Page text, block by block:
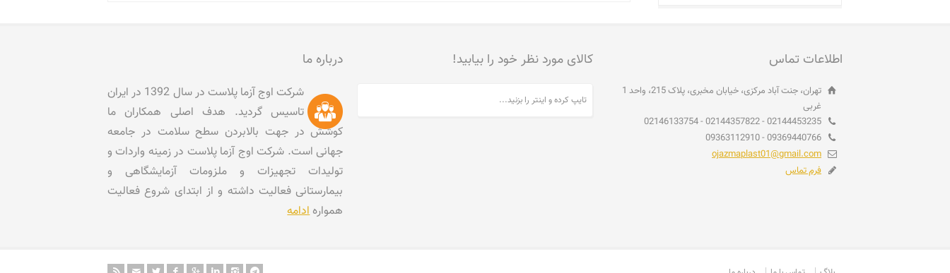
اطلاعات تماس
تهران، جنت آباد مرکزی، خیابان مخبری، پلاک 215، واحد 1
غربی
02144453235 - 02144357822 - 02146133754
09369440766 - 09363112910
ojazmaplast01@gmail.com
فرم تماس
کالای مورد نظر خود را بیابید! درباره ما
شرکت اوج آزما پلاست در سال 1392 در ایران
تاسیس گردید. هدف اصلی همکاران ما
کوشش در جهت بالابردن سطح سلامت در جامعه
جهانی است. شرکت اوج آزما پلاست در زمینه واردات و
تولیدات تجهیزات و ملزومات آزمایشگاهی و
بیمارستانی فعالیت داشته و از ابتدای شروع فعالیت
هموارهادامه